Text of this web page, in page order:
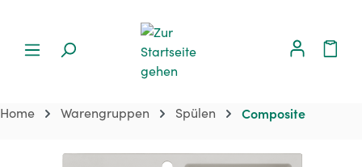
Home Warengruppen Spülen Composite